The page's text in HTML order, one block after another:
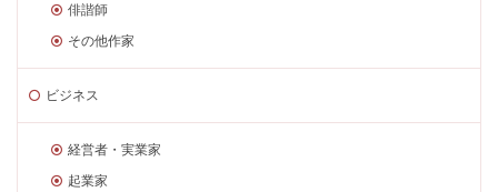
俳諧師
その他作家
ビジネス
経営者・実業家
起業家